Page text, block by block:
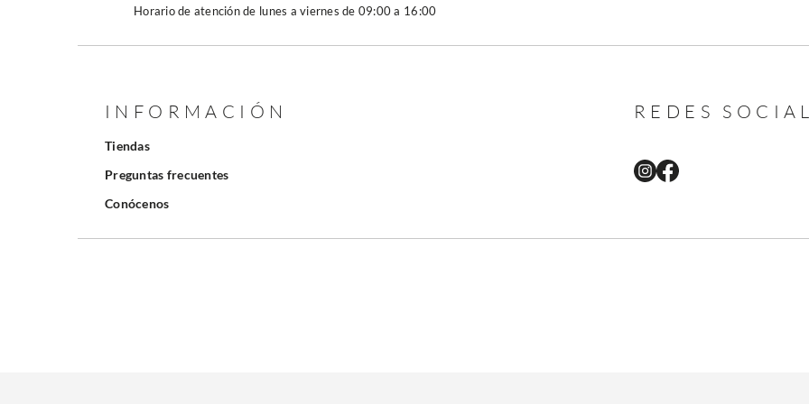
Horario de atención de lunes a viernes de 09:00 a 16:00
INFORMACIÓN
Tiendas
Preguntas frecuentes
Conócenos
REDES